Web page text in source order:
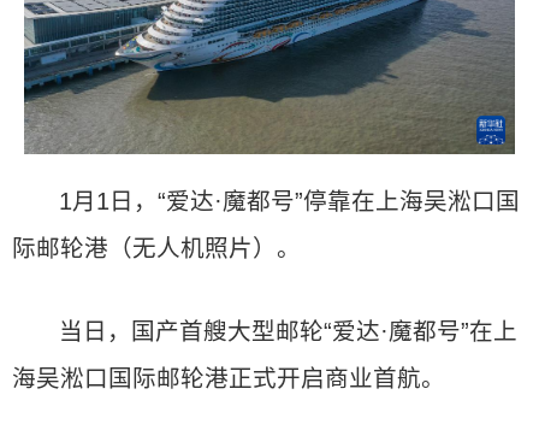
1月1日，“爱达·魔都号”停靠在上海吴淞口国
际邮轮港（无人机照片）。
当日，国产首艘大型邮轮“爱达·魔都号”在上
海吴淞口国际邮轮港正式开启商业首航。